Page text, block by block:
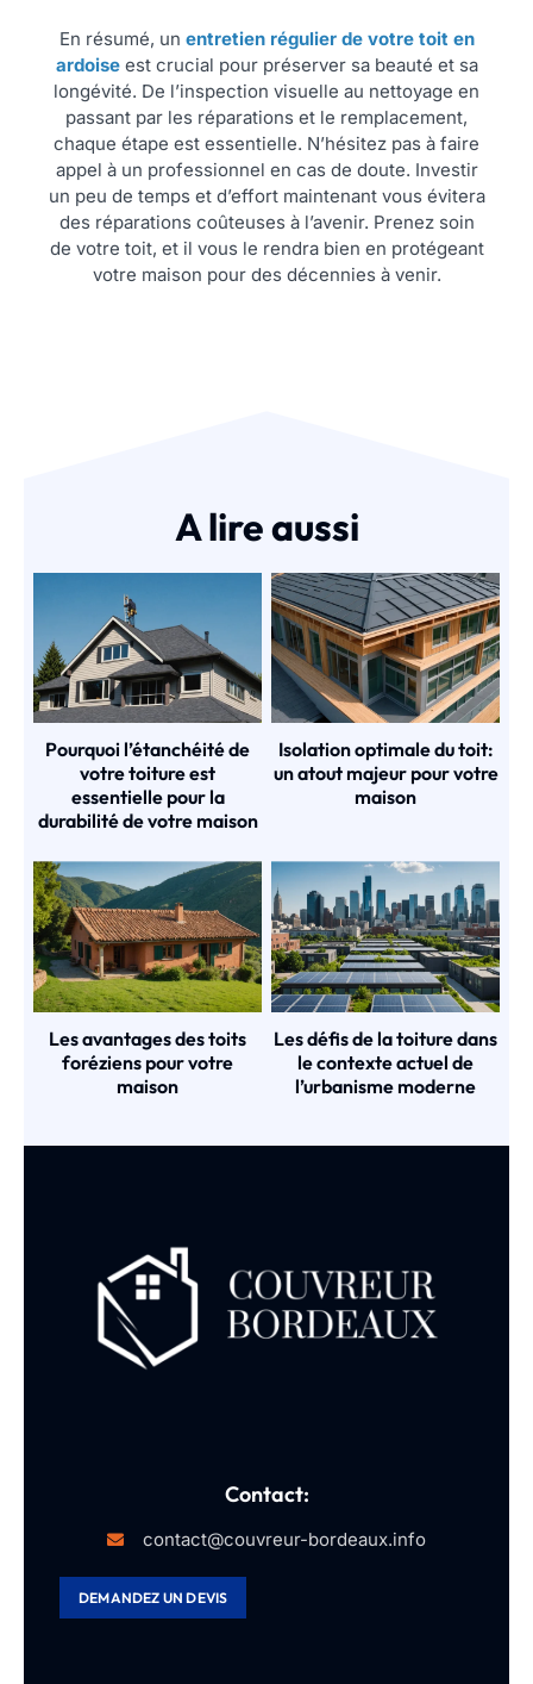
En résumé, un entretien régulier de votre toit en
ardoiseest crucial pour préserver sa beauté et sa
longévité. De l’inspection visuelle au nettoyage en
passant par les réparations et le remplacement,
chaque étape est essentielle. N’hésitez pas à faire
appel à un professionnel en cas de doute. Investir
un peu de temps et d’effort maintenant vous évitera
des réparations coûteuses à l’avenir. Prenez soin
de votre toit, et il vous le rendra bien en protégeant
votre maison pour des décennies à venir.
A lire aussi
Pourquoi l’étanchéité de
votre toiture est
essentielle pour la
durabilité de votre maison
Isolation optimale du toit:
un atout majeur pour votre
maison
Les avantages des toits
foréziens pour votre
maison
Les défis de la toiture dans
le contexte actuel de
l’urbanisme moderne
Contact:
contact@couvreur-bordeaux.info
DEMANDEZ UN DEVIS